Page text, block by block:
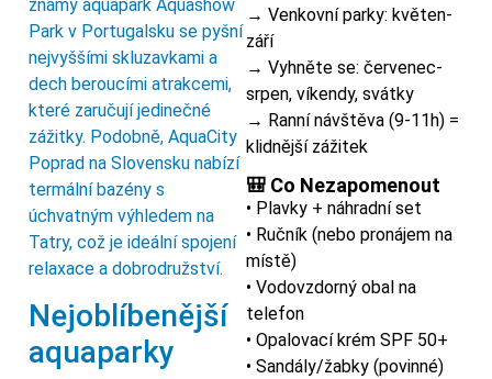
známý aquapark Aquashow
Park v Portugalsku se pyšní
nejvyššími skluzavkami a
dech beroucími atrakcemi,
které zaručují jedinečné
zážitky. Podobně, AquaCity
Poprad na Slovensku nabízí
termální bazény s
úchvatným výhledem na
Tatry, což je ideální spojení
relaxace a dobrodružství.
Nejoblíbenější
aquaparky
→ Venkovní parky: květen-
září
→ Vyhněte se: červenec-
srpen, víkendy, svátky
→ Ranní návštěva (9-11h) =
klidnější zážitek
🎒 Co Nezapomenout
• Plavky + náhradní set
• Ručník (nebo pronájem na
místě)
• Vodovzdorný obal na
telefon
• Opalovací krém SPF 50+
• Sandály/žabky (povinné)